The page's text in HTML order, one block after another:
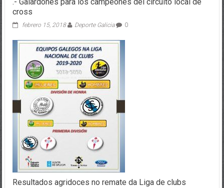
.- Galardones para los campeones del circuito local de
cross
febrero 15, 2018 Deporte Galicia 0
Resultados agridoces no remate da Liga de clubs